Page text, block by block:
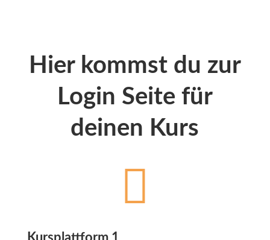
Hier kommst du zur
Login Seite für
deinen Kurs
